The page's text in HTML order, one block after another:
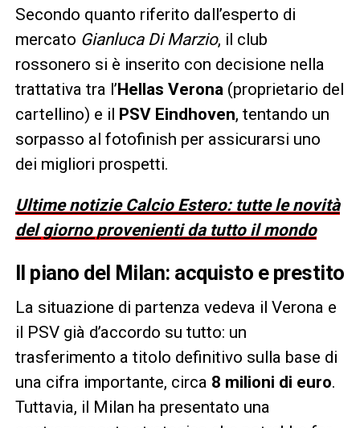
Secondo quanto riferito dall’esperto di
mercato Gianluca Di Marzio, il club
rossonero si è inserito con decisione nella
trattativa tra l’Hellas Verona (proprietario del
cartellino) e il PSV Eindhoven, tentando un
sorpasso al fotofinish per assicurarsi uno
dei migliori prospetti.
Ultime notizie Calcio Estero: tutte le novità
del giorno provenienti da tutto il mondo
Il piano del Milan: acquisto e prestito
La situazione di partenza vedeva il Verona e
il PSV già d’accordo su tutto: un
trasferimento a titolo definitivo sulla base di
una cifra importante, circa 8 milioni di euro.
Tuttavia, il Milan ha presentato una